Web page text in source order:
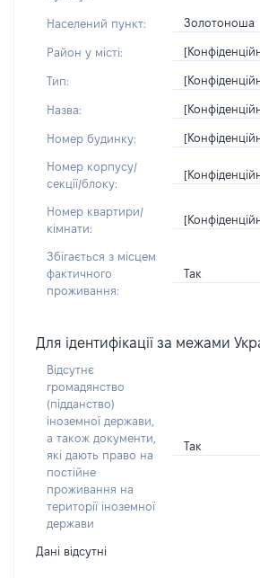
Населений пункт: Золотоноша
Район у місті:
Тип:
Назва:
Номер будинку:
Номер корпусу/
секції/блоку:
Номер квартири/
кімнати:
Збігається з місцем
фактичного
проживання:
Так
Для ідентифікації за межами
Відсутнє
громадянство
(підданство)
іноземної держави,
а також документи,
які дають право на
постійне
проживання на
території іноземної
держави
Так
Дані відсутні